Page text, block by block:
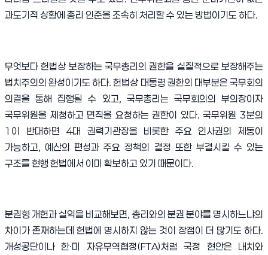
과도기적 상황에 총리 인준을 조속히 처리할 수 있는 방법이기도 하다.
무엇보다 헌법상 보장하는 국무총리의 권한을 실질적으로 보장해주는
법치주의의 완성이기도 하다.헌법상 대통령 권한의 대부분은 국무회의
의결을 통해 집행될 수 있고, 국무총리는 국무회의의 부의장이자
국무위원을 제청하고 면직을 요청하는 권한이 있다.국무위원3분의
1 이 반대하면 4대 권력기관장을 비롯한 주요 인사권의 제동이
가능하고,예산의 편성과 주요 정책의 결정 또한 부결시킬 수 있는
구조를 현행 헌법에서 이미 확보하고 있기 때문이다.
분권형 개헌과 실익을 비교해보면, 총리와의 분권 분야를 명시하느냐의
차이가 존재하는데 헌법에 명시하지 않는 것이 장점이 더 많기도 하다.
개성공단이나 한·미 자유무역협정(FTA)처럼 국정 현안은 내치와